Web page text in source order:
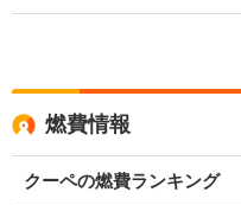
燃費情報
クーペの燃費ランキング